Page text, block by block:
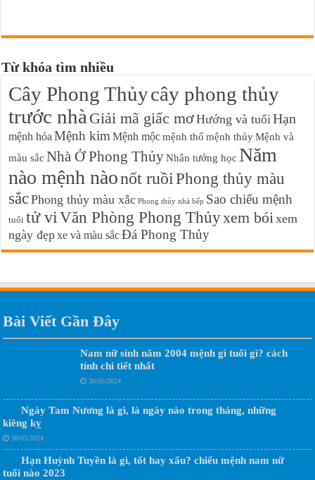
Từ khóa tìm nhiều
Cây Phong Thủycây phong thủy
trước nhà Giải mã giấc mơHướng và tuổiHạn
mệnh hỏaMệnh kim Mệnh mộcmệnh thổ mệnh thủyMệnh và
màu sắc Nhà Ở Phong ThủyNhân tướng học Năm
nào mệnh nàonốt ruồi Phong thủy màu
sắcPhong thủy màu xắc Phong thủy nhà bếp Sao chiếu mệnh
tuổi tử vi Văn Phòng Phong Thủyxem bóixem
ngày đẹpxe và màu sắcĐá Phong Thủy
Bài Viết Gần Đây
Nam nữ sinh năm 2004 mệnh gì tuổi gì? cách
tính chi tiết nhất
30/05/2024
Ngày Tam Nương là gì, là ngày nào trong tháng, những
kiêng kỵ
30/05/2024
Hạn Huỳnh Tuyền là gì, tốt hay xấu? chiếu mệnh nam nữ
tuổi nào 2023